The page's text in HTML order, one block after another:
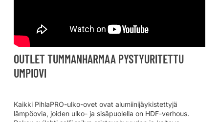
OUTLET TUMMANHARMAA PYSTYURITETTU
UMPIOVI
Kaikki PihlaPRO-ulko-ovet ovat alumiinijäykistettyjä
lämpöovia, joiden ulko- ja sisäpuolella on HDF-verhous.